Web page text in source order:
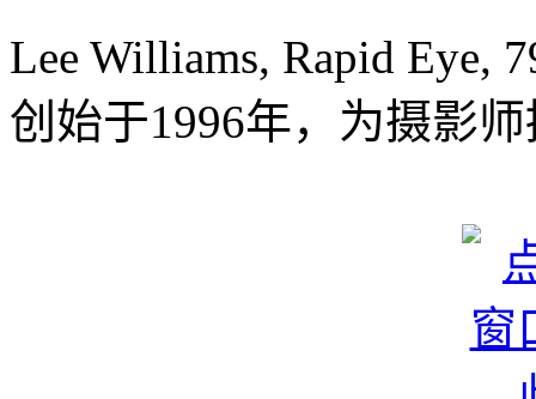
Lee Williams, Rapid Eye,
创始于1996年，为摄影